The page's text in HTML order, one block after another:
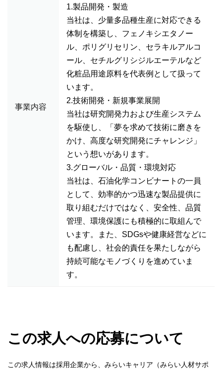
事業内容
1.製品開発・製造
当社は、少量多品種生産に対応できる
体制を構築し、フェノキシエタノー
ル、ポリグリセリン、セラキルアルコ
ール、セチルグリシジルエーテルなど
化粧品用途原料を代表例として扱って
います。
2.技術開発・新規事業展開
当社は研究開発力および生産システム
を駆使し、「夢を求めて技術に磨きを
かけ、高度な研究開発にチャレンジ」
という想いがあります。
3.グローバル・品質・環境対応
当社は、石油化学コンビナートの一員
として、効率的かつ迅速な製品提供に
取り組むだけではなく、安全性、品質
管理、環境保護にも積極的に取組んで
います。また、SDGsや健康経営などに
も配慮し、社会的責任を果たしながら
持続可能なモノづくりを進めていま
す。
この求人への応募について
この求人情報は採用企業から、みらいキャリア（みらい人材サポ